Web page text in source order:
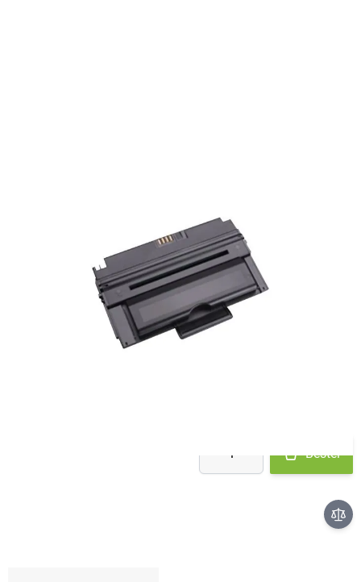
Op voorraad bij leverancier
- binnen 2 werkdagen verstuurd
Bestel